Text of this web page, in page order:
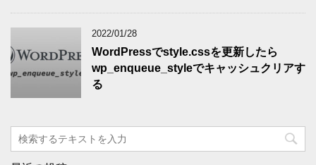
2022/01/28
WordPressでstyle.cssを更新したら
wp_enqueue_styleでキャッシュクリアす
る